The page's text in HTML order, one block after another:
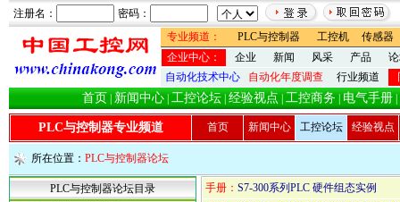
注册名：
密码：
专业频道：
PLC与控制器 工控机
传感器
企业中心：
企业 新闻 风采 产品
自动化技术中心
自动化年度调查 行业频道
首页 新闻中心 工控论坛 经验视点 工控商务 电气手册
PLC与控制器专业频道 首页 新闻中心 工控论坛 经验视点
所在位置： PLC与控制器论坛
PLC与控制器论坛目录
手册： S7-300系列PLC 硬件组态实例